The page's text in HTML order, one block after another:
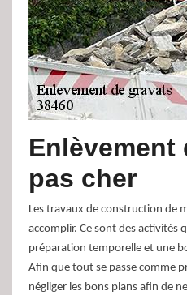
Enlèvement
pas cher
Les travaux de construction de
accomplir. Ce sont des activités
préparation temporelle et une
Afin que tout se passe comme
négliger les bons plans afin de